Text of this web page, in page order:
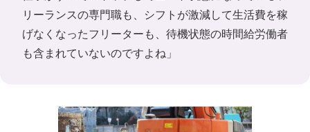
リーランスの専門職も、シフトが激減して生活費を稼
げなくなったフリーターも、待機状態の時間給労働者
も含まれていないのですよね」